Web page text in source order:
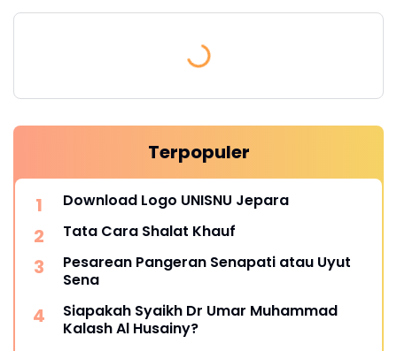
Terpopuler
Download Logo UNISNU Jepara
Tata Cara Shalat Khauf
Pesarean Pangeran Senapati atau Uyut
Sena
Siapakah Syaikh Dr Umar Muhammad
Kalash Al Husainy?